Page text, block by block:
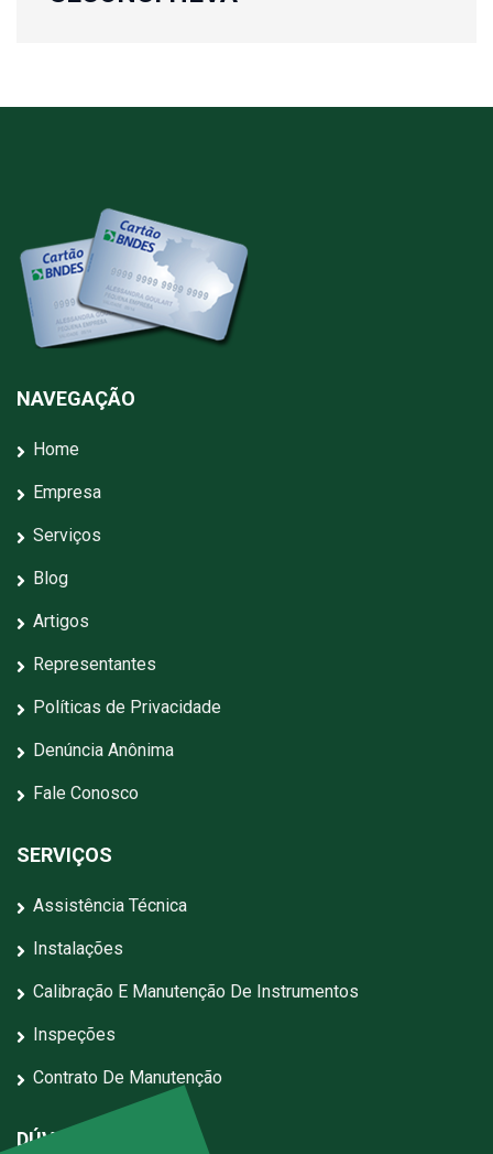
NAVEGAÇÃO
Home
Empresa
Serviços
Blog
Artigos
Representantes
Políticas de Privacidade
Denúncia Anônima
Fale Conosco
SERVIÇOS
Assistência Técnica
Instalações
Calibração E Manutenção De Instrumentos
Inspeções
Contrato De Manutenção
DÚVIDAS?